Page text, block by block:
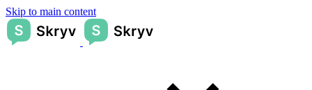
Skip to main content